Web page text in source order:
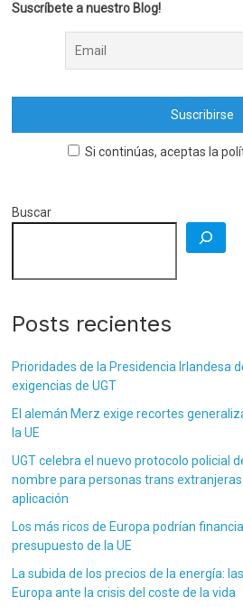
Suscríbete a nuestro Blog!
Si continúas, aceptas la
Buscar
Posts recientes
Prioridades de la Presidencia Irlandesa
exigencias de UGT
El alemán Merz exige recortes
la UE
UGT celebra el nuevo protocolo policial
nombre para personas trans
aplicación
Los más ricos de Europa podrían
presupuesto de la UE
La subida de los precios de la energía:
Europa ante la crisis del coste de la vida